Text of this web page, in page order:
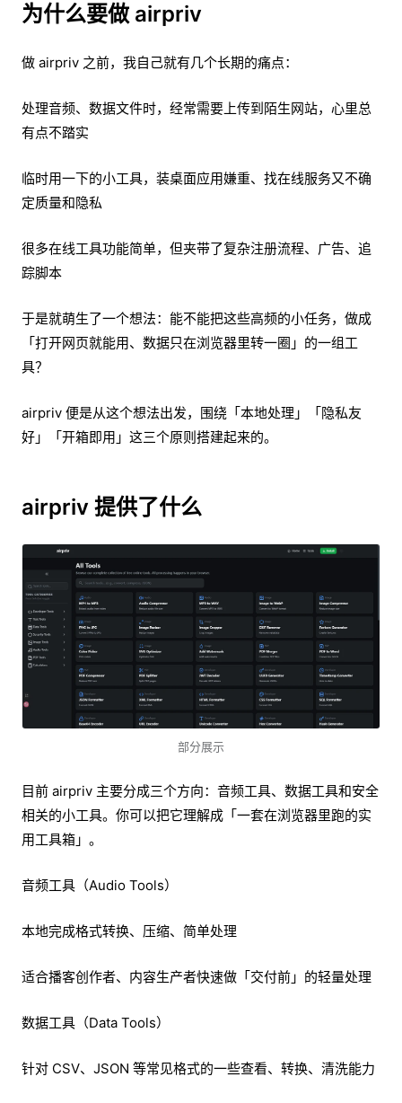
为什么要做 airpriv
做 airpriv 之前，我自己就有几个长期的痛点：
处理音频、数据文件时，经常需要上传到陌生网站，心里总
有点不踏实
临时用一下的小工具，装桌面应用嫌重、找在线服务又不确
定质量和隐私
很多在线工具功能简单，但夹带了复杂注册流程、广告、追
踪脚本
于是就萌生了一个想法：能不能把这些高频的小任务，做成
「打开网页就能用、数据只在浏览器里转一圈」的一组工
具？
airpriv 便是从这个想法出发，围绕「本地处理」「隐私友
好」「开箱即用」这三个原则搭建起来的。
airpriv 提供了什么
部分展示
目前 airpriv 主要分成三个方向：音频工具、数据工具和安全
相关的小工具。你可以把它理解成「一套在浏览器里跑的实
用工具箱」。
音频工具（Audio Tools）
本地完成格式转换、压缩、简单处理
适合播客创作者、内容生产者快速做「交付前」的轻量处理
数据工具（Data Tools）
针对 CSV、JSON 等常见格式的一些查看、转换、清洗能力